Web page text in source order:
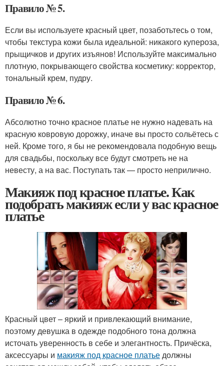
Правило № 5.
Если вы используете красный цвет, позаботьтесь о том,
чтобы текстура кожи была идеальной: никакого купероза,
прыщичков и других изъянов! Используйте максимально
плотную, покрывающего свойства косметику: корректор,
тональный крем, пудру.
Правило № 6.
Абсолютно точно красное платье не нужно надевать на
красную ковровую дорожку, иначе вы просто сольётесь с
ней. Кроме того, я бы не рекомендовала подобную вещь
для свадьбы, поскольку все будут смотреть не на
невесту, а на вас. Поступать так — просто неприлично.
Макияж под красное платье. Как
подобрать макияж если у вас красное
платье
Красный цвет – яркий и привлекающий внимание,
поэтому девушка в одежде подобного тона должна
источать уверенность в себе и элегантность. Причёска,
аксессуары и макияж под красное платьедолжны